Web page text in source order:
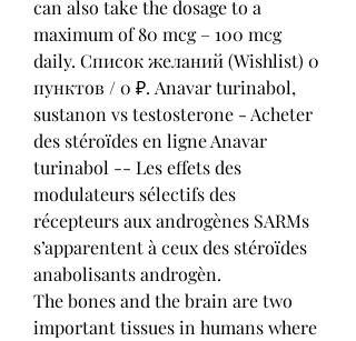
can also take the dosage to a
maximum of 80 mcg – 100 mcg
daily. Список желаний (Wishlist) 0
пунктов / 0 ₽. Anavar turinabol,
sustanon vs testosterone - Acheter
des stéroïdes en ligne Anavar
turinabol -- Les effets des
modulateurs sélectifs des
récepteurs aux androgènes SARMs
s’apparentent à ceux des stéroïdes
anabolisants androgèn.
The bones and the brain are two
important tissues in humans where